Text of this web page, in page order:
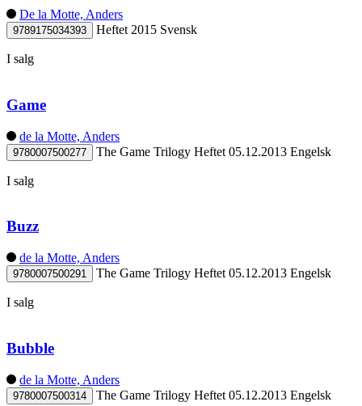
De la Motte, Anders
9789175034393 Heftet 2015 Svensk
I salg
Game
de la Motte, Anders
9780007500277 The Game Trilogy Heftet 05.12.2013 Engelsk
I salg
Buzz
de la Motte, Anders
9780007500291 The Game Trilogy Heftet 05.12.2013 Engelsk
I salg
Bubble
de la Motte, Anders
9780007500314 The Game Trilogy Heftet 05.12.2013 Engelsk